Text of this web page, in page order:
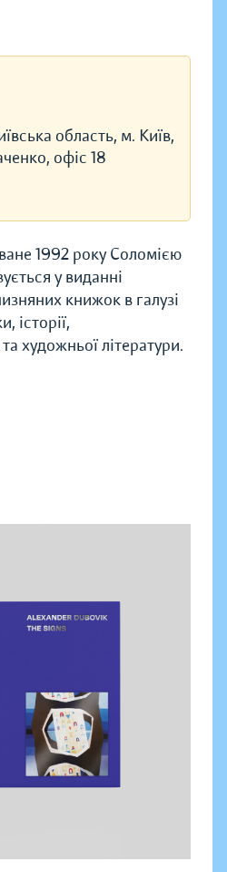
область, м. Київ,
офіс 18
1992 року Соломією
у виданні
книжок в галузі
історії,
художньої літератури.